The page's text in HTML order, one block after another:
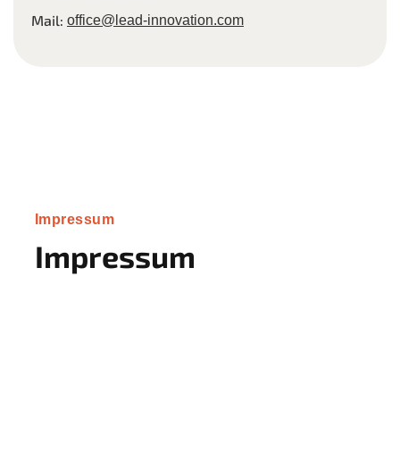
Mail: office@lead-innovation.com
Impressum
Impressum